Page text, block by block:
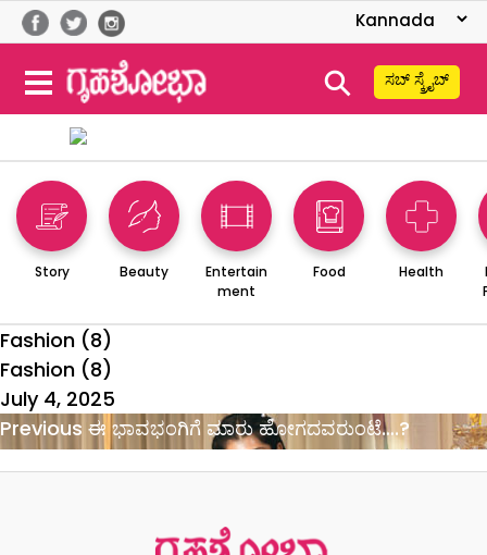
⚲ ಸಬ್ ಸ್ಕ್ರೈಬ್
Story Beauty
Entertain
ment
Food Health
Fashion (8)
Fashion (8)
Posted
on
July 4, 2025
Post
navigation
Previous Previous
post:
ಈ ಭಾವಭಂಗಿಗೆ ಮಾರು ಹೋಗದವರುಂಟೆ….?